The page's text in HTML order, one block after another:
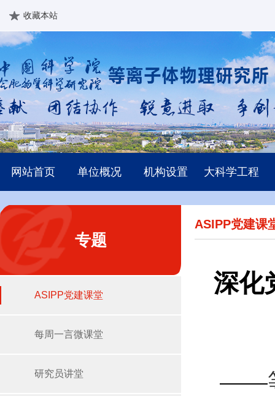
收藏本站
网站首页 单位概况 机构设置 大科学工程
专题
ASIPP党建课堂
每周一言微课堂
研究员讲堂
ASIPP党建课
深化
——